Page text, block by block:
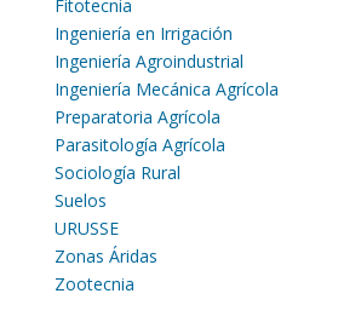
Fitotecnia
Ingeniería en Irrigación
Ingeniería Agroindustrial
Ingeniería Mecánica Agrícola
Preparatoria Agrícola
Parasitología Agrícola
Sociología Rural
Suelos
URUSSE
Zonas Áridas
Zootecnia